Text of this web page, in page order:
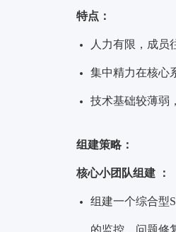
特点：
人力有限，成员
集中精力在核心
技术基础较薄弱
组建策略：
核心小团队组建 ：
组建一个综合型
的监控、问题修